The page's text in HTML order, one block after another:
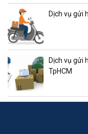
Dịch vụ gửi
Dịch vụ gửi
TpHCM